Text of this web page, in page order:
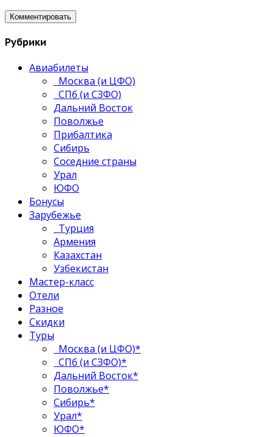
Рубрики
Авиабилеты
Москва (и ЦФО)
СПб (и СЗФО)
Дальний Восток
Поволжье
Прибалтика
Сибирь
Соседние страны
Урал
ЮФО
Бонусы
Зарубежье
Турция
Армения
Казахстан
Узбекистан
Мастер-класс
Отели
Разное
Скидки
Туры
Москва (и ЦФО)*
СПб (и СЗФО)*
Дальний Восток*
Поволжье*
Сибирь*
Урал*
ЮФО*